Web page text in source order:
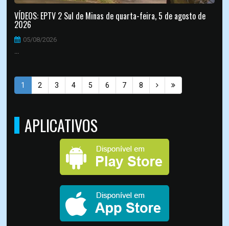
VÍDEOS: EPTV 2 Sul de Minas de quarta-feira, 5 de agosto de
2026
05/08/2026
...
1 2 3 4 5 6 7 8
APLICATIVOS